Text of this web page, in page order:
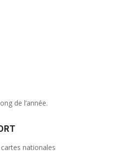
de l’année.
nationales